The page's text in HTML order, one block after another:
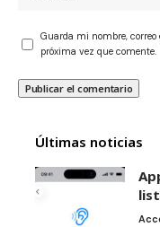
Guarda mi nombre, correo
próxima vez que comente.
Últimas noticias